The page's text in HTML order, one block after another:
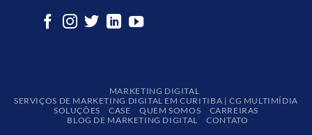
MARKETING DIGITAL
SERVIÇOS DE MARKETING DIGITAL EM CURITIBA | CG MULTIMÍDIA
SOLUÇÕES
CASE QUEM SOMOS
CARREIRAS
BLOG DE MARKETING DIGITAL
CONTATO